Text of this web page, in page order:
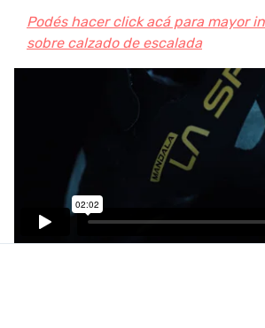
Podés hacer click acá para mayor
sobre calzado de escalada